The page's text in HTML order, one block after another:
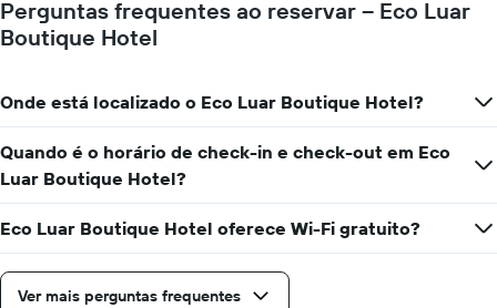
o
preço
um
quarto
Perguntas frequentes ao reservar – Eco Luar
Boutique Hotel
Onde está localizado o Eco Luar Boutique Hotel?
Quando é o horário de check-in e check-out em Eco
Luar Boutique Hotel?
Eco Luar Boutique Hotel oferece Wi-Fi gratuito?
Ver mais perguntas frequentes